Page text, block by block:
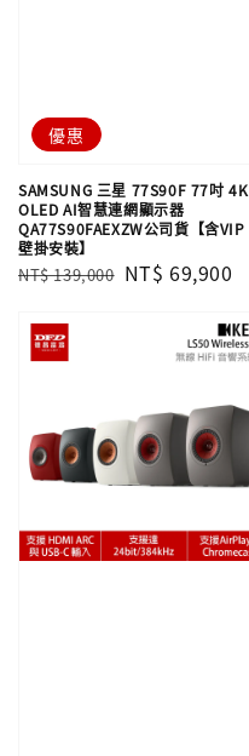
優惠
SAMSUNG 三星 77S90F 77吋 4K
OLED AI智慧連網顯示器
QA77S90FAEXZW公司貨【含VIP
壁掛安裝】
Regular
NT$ 139,000 Sale
NT$ 69,900